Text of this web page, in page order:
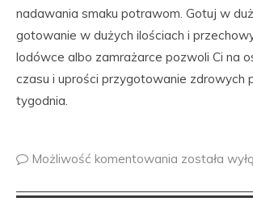
nadawania smaku potrawom. Gotuj w
gotowanie w dużych ilościach i
lodówce albo zamrażarce pozwoli Ci na
czasu i uprości przygotowanie zdrowych
tygodnia.
Możliwość komentowania została